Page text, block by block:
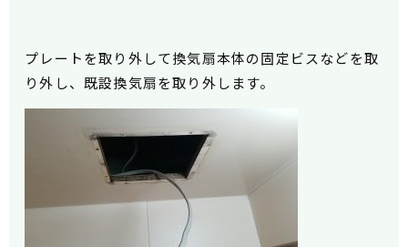
プレートを取り外して換気扇本体の固定ビスなどを取
り外し、既設換気扇を取り外します。